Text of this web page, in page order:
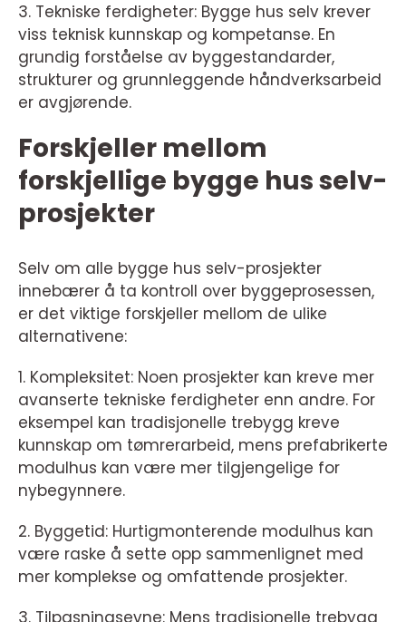
3. Tekniske ferdigheter: Bygge hus selv krever
viss teknisk kunnskap og kompetanse. En
grundig forståelse av byggestandarder,
strukturer og grunnleggende håndverksarbeid
er avgjørende.
Forskjeller mellom
forskjellige bygge hus selv-
prosjekter
Selv om alle bygge hus selv-prosjekter
innebærer å ta kontroll over byggeprosessen,
er det viktige forskjeller mellom de ulike
alternativene:
1. Kompleksitet: Noen prosjekter kan kreve mer
avanserte tekniske ferdigheter enn andre. For
eksempel kan tradisjonelle trebygg kreve
kunnskap om tømrerarbeid, mens prefabrikerte
modulhus kan være mer tilgjengelige for
nybegynnere.
2. Byggetid: Hurtigmonterende modulhus kan
være raske å sette opp sammenlignet med
mer komplekse og omfattende prosjekter.